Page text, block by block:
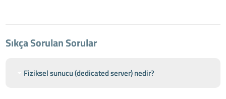
Sıkça Sorulan Sorular
Fiziksel sunucu (dedicated server) nedir?